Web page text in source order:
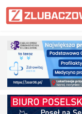
Informacje